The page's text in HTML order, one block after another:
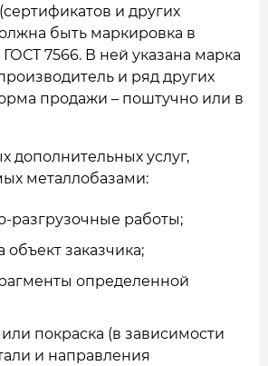
и других
быть маркировка в
ГОСТ 7566. В ней указана марка
и ряд других
продажи – поштучно или в
дополнительных услуг,
металлобазами:
разгрузочные работы;
объект заказчика;
определенной
покраска (в зависимости
и направления